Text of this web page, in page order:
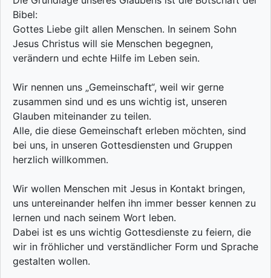
Bibel:
Gottes Liebe gilt allen Menschen. In seinem Sohn
Jesus Christus will sie Menschen begegnen,
verändern und echte Hilfe im Leben sein.
Wir nennen uns „Gemeinschaft“, weil wir gerne
zusammen sind und es uns wichtig ist, unseren
Glauben miteinander zu teilen.
Alle, die diese Gemeinschaft erleben möchten, sind
bei uns, in unseren Gottesdiensten und Gruppen
herzlich willkommen.
Wir wollen Menschen mit Jesus in Kontakt bringen,
uns untereinander helfen ihn immer besser kennen zu
lernen und nach seinem Wort leben.
Dabei ist es uns wichtig Gottesdienste zu feiern, die
wir in fröhlicher und verständlicher Form und Sprache
gestalten wollen.